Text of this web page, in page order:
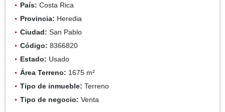
País: Costa Rica
Provincia: Heredia
Ciudad: San Pablo
Código: 8366820
Estado: Usado
Área Terreno: 1675 m²
Tipo de inmueble: Terreno
Tipo de negocio: Venta